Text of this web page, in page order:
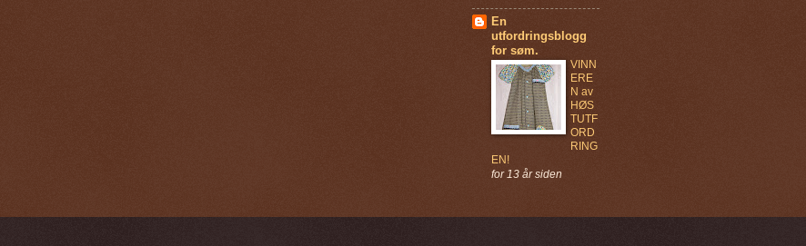
En
utfordringsblogg
for søm.
VINN
ERE
N av
HØS
TUTF
ORD
RING
EN!
for 13 år siden